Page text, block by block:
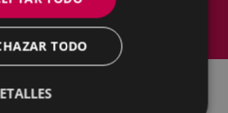
Contacto
TODO